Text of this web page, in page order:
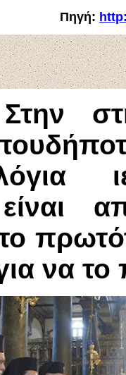
Πηγή:
είναι
να